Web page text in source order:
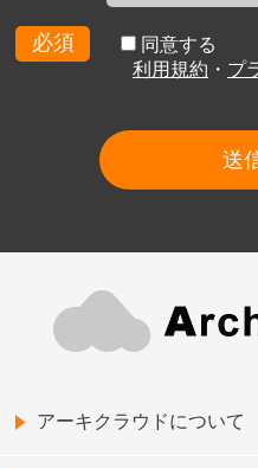
必須
同意する
利用規約 ・ プ
送
アーキクラウドについて